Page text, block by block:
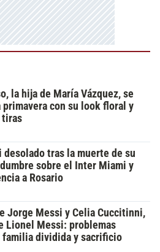
la hija de María Vázquez, se
primavera con su look floral y
tiras
desolado tras la muerte de su
sobre el Inter Miami y
a Rosario
Jorge Messi y Celia Cuccitinni,
Lionel Messi: problemas
familia dividida y sacrificio